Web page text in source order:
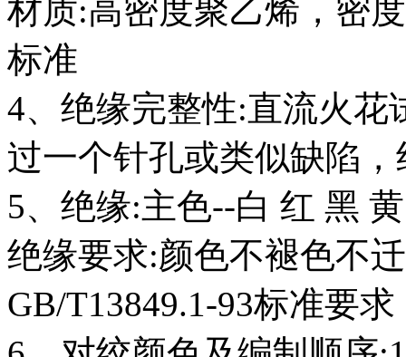
材质:高密度聚乙烯，密
标准
4、绝缘完整性:直流火花
过一个针孔或类似缺陷，
5、绝缘:主色--白 红 黑
绝缘要求:颜色不褪色不
GB/T13849.1-93标准要求